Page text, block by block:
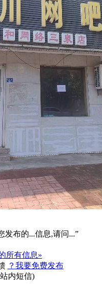
发布的...信息,请问...”
所有信息»
？我要免费发布
内短信)